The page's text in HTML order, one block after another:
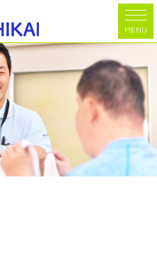
MENU